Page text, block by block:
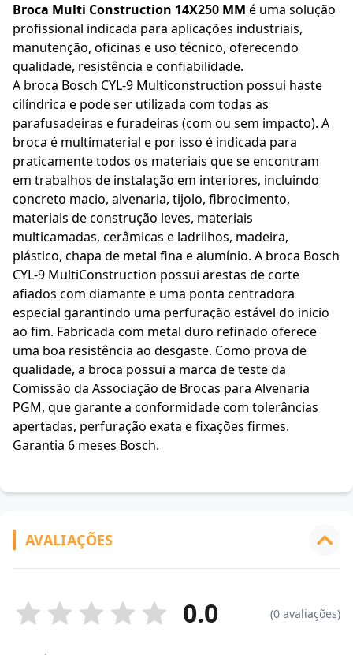
Broca Multi Construction 14X250 MM é uma solução
profissional indicada para aplicações industriais,
manutenção, oficinas e uso técnico, oferecendo
qualidade, resistência e confiabilidade.
A broca Bosch CYL-9 Multiconstruction possui haste
cilíndrica e pode ser utilizada com todas as
parafusadeiras e furadeiras (com ou sem impacto). A
broca é multimaterial e por isso é indicada para
praticamente todos os materiais que se encontram
em trabalhos de instalação em interiores, incluindo
concreto macio, alvenaria, tijolo, fibrocimento,
materiais de construção leves, materiais
multicamadas, cerâmicas e ladrilhos, madeira,
plástico, chapa de metal fina e alumínio. A broca Bosch
CYL-9 MultiConstruction possui arestas de corte
afiados com diamante e uma ponta centradora
especial garantindo uma perfuração estável do inicio
ao fim. Fabricada com metal duro refinado oferece
uma boa resistência ao desgaste. Como prova de
qualidade, a broca possui a marca de teste da
Comissão da Associação de Brocas para Alvenaria
PGM, que garante a conformidade com tolerâncias
apertadas, perfuração exata e fixações firmes.
Garantia 6 meses Bosch.
AVALIAÇÕES
0.0 (0 avaliações)